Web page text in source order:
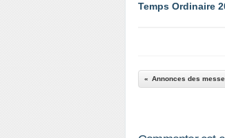
Temps Ordinaire
Annonces des